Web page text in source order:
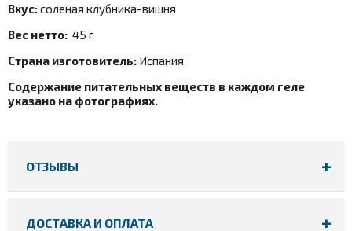
Вкус:соленая клубника-вишня
Вес нетто: 45 г
Страна изготовитель: Испания
Содержание питательных веществ в каждом геле
указано на фотографиях.
ОТЗЫВЫ
ДОСТАВКА И ОПЛАТА